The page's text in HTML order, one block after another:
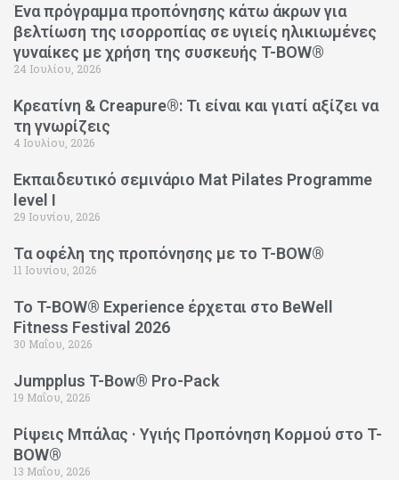
Ένα πρόγραμμα προπόνησης κάτω άκρων για
βελτίωση της ισορροπίας σε υγιείς ηλικιωμένες
γυναίκες με χρήση της συσκευής T-BOW®
24 Ιουλίου, 2026
Κρεατίνη & Creapure®: Τι είναι και γιατί αξίζει να
τη γνωρίζεις
4 Ιουλίου, 2026
Εκπαιδευτικό σεμινάριο Mat Pilates Programme
level I
29 Ιουνίου, 2026
Τα οφέλη της προπόνησης με το T-BOW®
11 Ιουνίου, 2026
Το T-BOW® Experience έρχεται στο BeWell
Fitness Festival 2026
30 Μαΐου, 2026
Jumpplus T-Bow® Pro-Pack
19 Μαΐου, 2026
Ρίψεις Μπάλας · Υγιής Προπόνηση Κορμού στο T-
BOW®
13 Μαΐου, 2026